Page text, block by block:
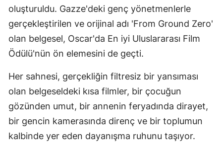
oluşturuldu. Gazze'deki genç yönetmenlerle
gerçekleştirilen ve orijinal adı 'From Ground Zero'
olan belgesel, Oscar'da En iyi Uluslararası Film
Ödülü'nün ön elemesini de geçti.
Her sahnesi, gerçekliğin filtresiz bir yansıması
olan belgeseldeki kısa filmler, bir çocuğun
gözünden umut, bir annenin feryadında dirayet,
bir gencin kamerasında direnç ve bir toplumun
kalbinde yer eden dayanışma ruhunu taşıyor.